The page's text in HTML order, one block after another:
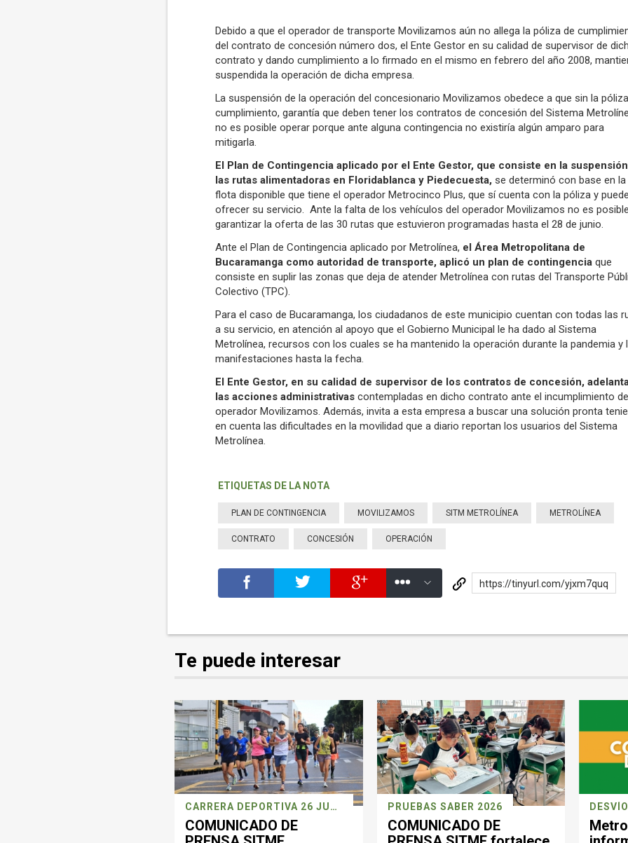
Debido a que el operador de transporte Movilizamos aún no allega la póliza de
del contrato de concesión número dos, el Ente Gestor en su calidad de supervisor de
contrato y dando cumplimiento a lo firmado en el mismo en febrero del año 2008,
suspendida la operación de dicha empresa.
La suspensión de la operación del concesionario Movilizamos obedece a que sin la
cumplimiento, garantía que deben tener los contratos de concesión del Sistema
no es posible operar porque ante alguna contingencia no existiría algún amparo para
mitigarla.
El Plan de Contingencia aplicado por el Ente Gestor, que consiste en la
las rutas alimentadoras en Floridablanca y Piedecuesta, se determinó con base en la
flota disponible que tiene el operador Metrocinco Plus, que sí cuenta con la póliza y puede
ofrecer su servicio. Ante la falta de los vehículos del operador Movilizamos no es posible
garantizar la oferta de las 30 rutas que estuvieron programadas hasta el 28 de junio.
Ante el Plan de Contingencia aplicado por Metrolínea, el Área Metropolitana de
Bucaramanga como autoridad de transporte, aplicó un plan de contingencia que
consiste en suplir las zonas que deja de atender Metrolínea con rutas del Transporte
Colectivo (TPC).
Para el caso de Bucaramanga, los ciudadanos de este municipio cuentan con todas las
a su servicio, en atención al apoyo que el Gobierno Municipal le ha dado al Sistema
Metrolínea, recursos con los cuales se ha mantenido la operación durante la pandemia y
manifestaciones hasta la fecha.
El Ente Gestor, en su calidad de supervisor de los contratos de concesión,
las acciones administrativascontempladas en dicho contrato ante el incumplimiento
operador Movilizamos. Además, invita a esta empresa a buscar una solución pronta
en cuenta las dificultades en la movilidad que a diario reportan los usuarios del Sistema
Metrolínea.
ETIQUETAS DE LA NOTA
PLAN DE CONTINGENCIA MOVILIZAMOS SITM METROLÍNEA METROLÍNEA
CONTRATO CONCESIÓN OPERACIÓN
https://tinyurl.com/yjxm7quq
Te puede interesar
CARRERA DEPORTIVA 26 JULIO
COMUNICADO DE
PRUEBAS SABER 2026
COMUNICADO DE